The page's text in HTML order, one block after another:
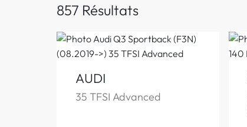
857 Résultats
AUDI
35 TFSI Advanced